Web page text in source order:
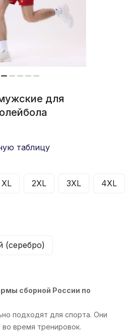
для
таблицу
XL 2XL 3XL 4XL
(серебро)
сборной России по
подходят для спорта. Они
время тренировок.